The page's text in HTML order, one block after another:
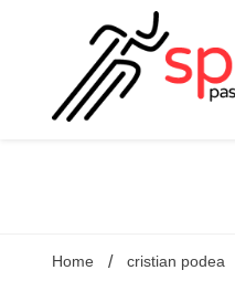
Home cristian podea